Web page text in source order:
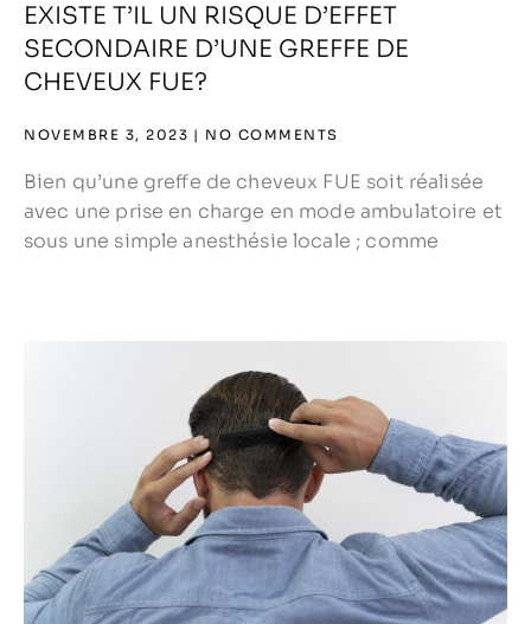
EXISTE T’IL UN RISQUE D’EFFET
SECONDAIRE D’UNE GREFFE DE
CHEVEUX FUE?
NOVEMBRE 3, 2023 NO COMMENTS
Bien qu’une greffe de cheveux FUE soit réalisée
avec une prise en charge en mode ambulatoire et
sous une simple anesthésie locale ; comme